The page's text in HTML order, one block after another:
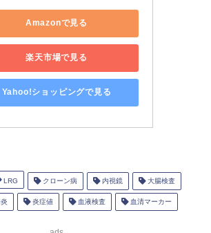
Amazonで見る
楽天市場で見る
Yahoo!ショッピングで見る
LRG クローン病 内視鏡 大腸検査
炎症値 血液検査 血清マーカー